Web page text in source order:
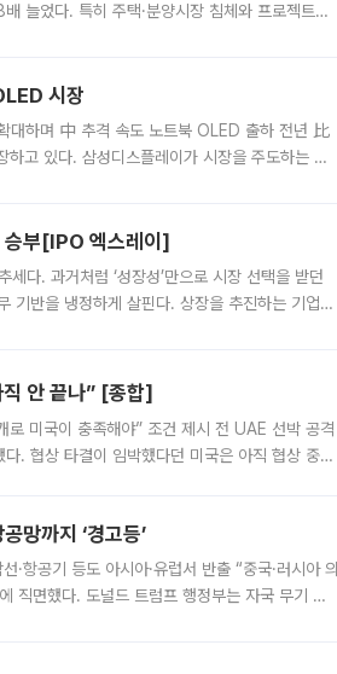
늘었다. 특히 주택·분양시장 침체와 프로젝트파
시장
하며 中 추격 속도 노트북 OLED 출하 전년 比
고 있다. 삼성디스플레이가 시장을 주도하는 가
승부[IPO 엑스레이]
다. 과거처럼 ‘성장성’만으로 시장 선택을 받던
기반을 냉정하게 살핀다. 상장을 추진하는 기업들
안 끝나” [종합]
로 미국이 충족해야” 조건 제시 전 UAE 선박 공격
. 협상 타결이 임박했다던 미국은 아직 협상 중이
망까지 ‘경고등’
항공기 등도 아시아·유럽서 반출 “중국·러시아 의
직면했다. 도널드 트럼프 행정부는 자국 무기 공